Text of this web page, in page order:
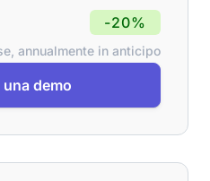
-20%
annualmente in anticipo
demo